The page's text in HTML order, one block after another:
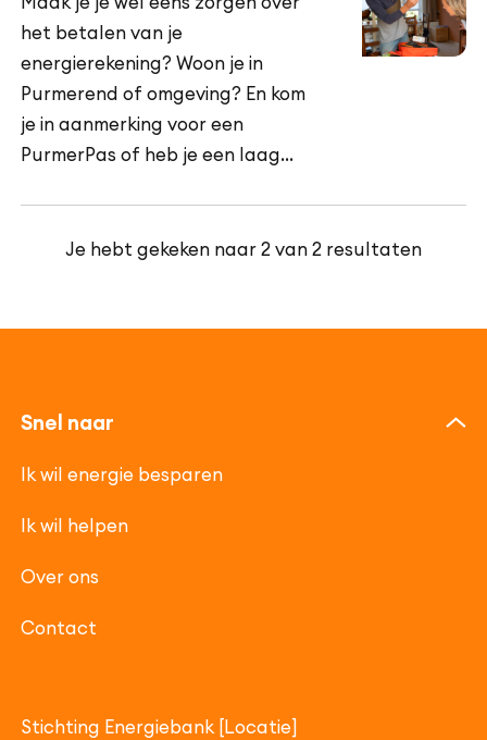
het betalen van je
energierekening? Woon je in
Purmerend of omgeving? En kom
je in aanmerking voor een
PurmerPas of heb je een laag
Purmerend jou helpen.
Je hebt gekeken naar 2 van 2 resultaten
Stichting Energiebank [Locatie]
Snel naar
Ik wil energie besparen
Ik wil helpen
Over ons
Contact